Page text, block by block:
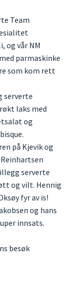
Team
og vår NM
parmaskinke
som kom rett
serverte
laks med
og
på Kjevik og
serverte
og vilt. Hennig
fyr av is!
og hans
innsats.
besøk